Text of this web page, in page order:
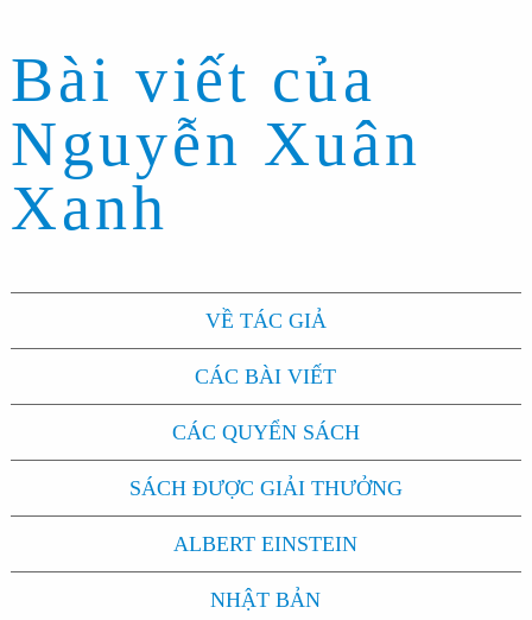
Bài viết của
Nguyễn Xuân
Xanh
VỀ TÁC GIẢ
CÁC BÀI VIẾT
CÁC QUYỂN SÁCH
SÁCH ĐƯỢC GIẢI THƯỞNG
ALBERT EINSTEIN
NHẬT BẢN